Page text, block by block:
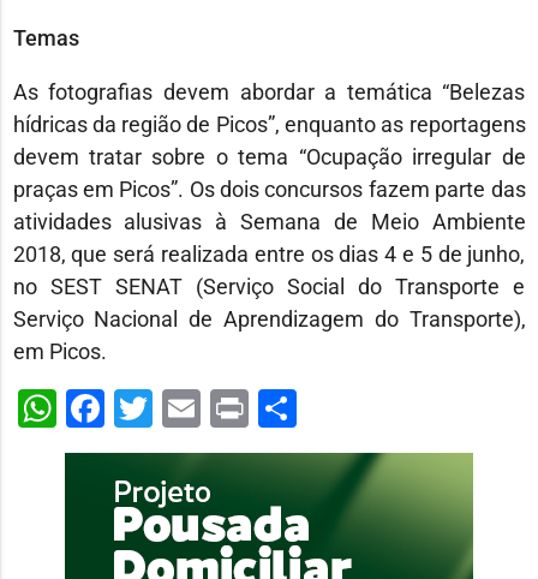
Temas
As fotografias devem abordar a temática “Belezas
hídricas da região de Picos”, enquanto as reportagens
devem tratar sobre o tema “Ocupação irregular de
praças em Picos”. Os dois concursos fazem parte das
atividades alusivas à Semana de Meio Ambiente
2018, que será realizada entre os dias 4 e 5 de junho,
no SEST SENAT (Serviço Social do Transporte e
Serviço Nacional de Aprendizagem do Transporte),
em Picos.
WhatsApp
Facebook
Twitter
Email
PrintShare